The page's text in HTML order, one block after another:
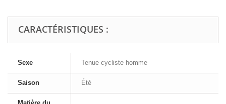
CARACTÉRISTIQUES :
Sexe Tenue cycliste homme
Saison Été